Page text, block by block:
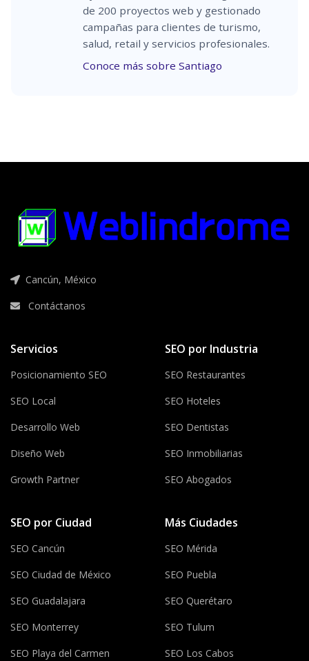
de 200 proyectos web y gestionado
campañas para clientes de turismo,
salud, retail y servicios profesionales.
Conoce más sobre Santiago
Cancún, México
Contáctanos
Servicios
Posicionamiento SEO
SEO Local
Desarrollo Web
Diseño Web
Growth Partner
SEO por Industria
SEO Restaurantes
SEO Hoteles
SEO Dentistas
SEO Inmobiliarias
SEO Abogados
SEO por Ciudad
SEO Cancún
SEO Ciudad de México
SEO Guadalajara
SEO Monterrey
SEO Playa del Carmen
Más Ciudades
SEO Mérida
SEO Puebla
SEO Querétaro
SEO Tulum
SEO Los Cabos